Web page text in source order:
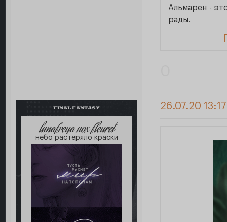
Альмарен -
рады.
FINAL FANTASY
lunafreya nox fleuret
небо растеряло краски
26.07.20